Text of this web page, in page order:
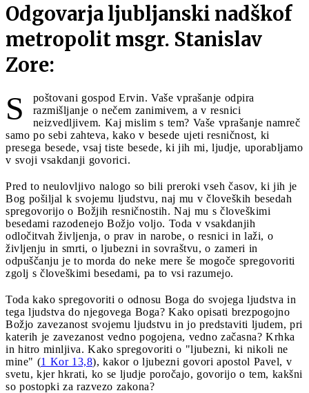
Odgovarja ljubljanski nadškof
metropolit msgr. Stanislav
Zore:
S
poštovani gospod Ervin. Vaše vprašanje odpira
razmišljanje o nečem zanimivem, a v resnici
neizvedljivem. Kaj mislim s tem? Vaše vprašanje namreč
samo po sebi zahteva, kako v besede ujeti resničnost, ki
presega besede, vsaj tiste besede, ki jih mi, ljudje, uporabljamo
v svoji vsakdanji govorici.
Pred to neulovljivo nalogo so bili preroki vseh časov, ki jih je
Bog pošiljal k svojemu ljudstvu, naj mu v človeških besedah
spregovorijo o Božjih resničnostih. Naj mu s človeškimi
besedami razodenejo Božjo voljo. Toda v vsakdanjih
odločitvah življenja, o prav in narobe, o resnici in laži, o
življenju in smrti, o ljubezni in sovraštvu, o zameri in
odpuščanju je to morda do neke mere še mogoče spregovoriti
zgolj s človeškimi besedami, pa to vsi razumejo.
Toda kako spregovoriti o odnosu Boga do svojega ljudstva in
tega ljudstva do njegovega Boga? Kako opisati brezpogojno
Božjo zavezanost svojemu ljudstvu in jo predstaviti ljudem, pri
katerih je zavezanost vedno pogojena, vedno začasna? Krhka
in hitro minljiva. Kako spregovoriti o "ljubezni, ki nikoli ne
mine" (1 Kor 13,8), kakor o ljubezni govori apostol Pavel, v
svetu, kjer hkrati, ko se ljudje poročajo, govorijo o tem, kakšni
so postopki za razvezo zakona?